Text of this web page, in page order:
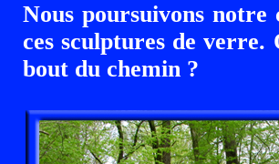
Nous poursuivons
ces sculptures de
bout du chemin ?